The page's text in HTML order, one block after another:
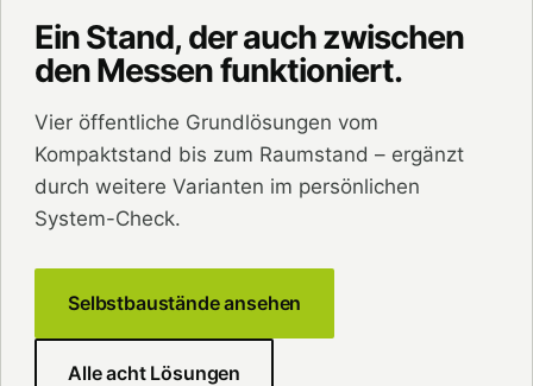
Ein Stand, der auch zwischen
den Messen funktioniert.
Vier öffentliche Grundlösungen vom
Kompaktstand bis zum Raumstand – ergänzt
durch weitere Varianten im persönlichen
System-Check.
Selbstbaustände ansehen
Alle acht Lösungen